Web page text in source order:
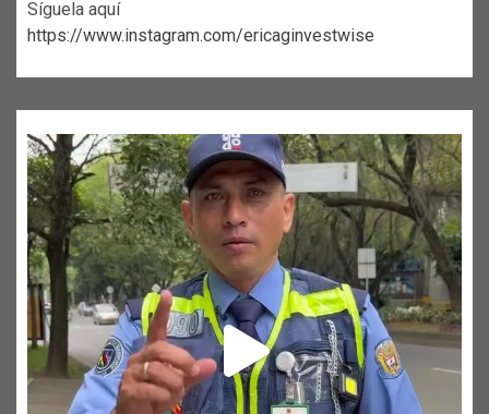
Síguela aquí
https://www.instagram.com/ericaginvestwise